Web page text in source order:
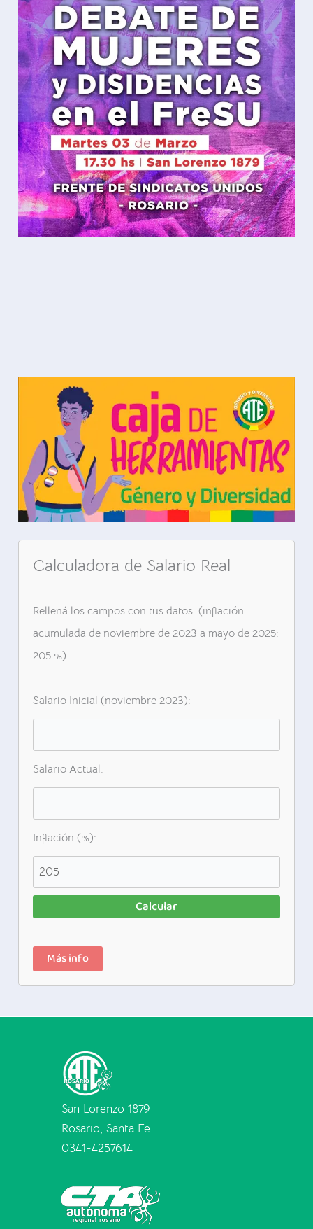
Calculadora de Salario Real
Rellená los campos con tus datos. (inflación
acumulada de noviembre de 2023 a mayo de 2025:
205 %).
Salario Inicial (noviembre 2023):
Salario Actual:
Inflación (%):
Calcular
Más info
San Lorenzo 1879
Rosario, Santa Fe
0341-4257614